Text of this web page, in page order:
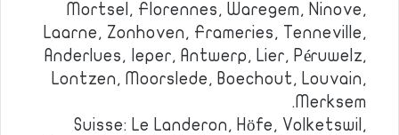
Mortsel, Florennes, Waregem, Ninove,
Laarne, Zonhoven, Frameries, Tenneville,
Anderlues, Ieper, Antwerp, Lier, Péruwelz,
Lontzen, Moorslede, Boechout, Louvain,
Merksem.
Suisse: Le Landeron, Höfe, Volketswil,